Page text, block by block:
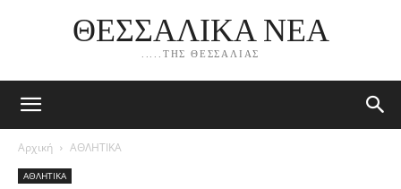
ΘΕΣΣΑΛΙΚΑ ΝΕΑ
.....ΤΗΣ ΘΕΣΣΑΛΙΑΣ
Αρχική ΑΘΛΗΤΙΚΑ
ΑΘΛΗΤΙΚΑ